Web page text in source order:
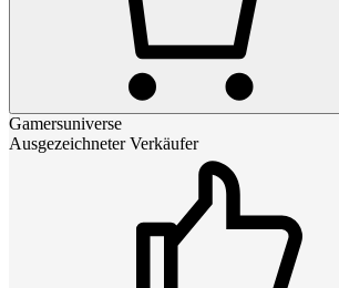
Gamersuniverse
Ausgezeichneter Verkäufer